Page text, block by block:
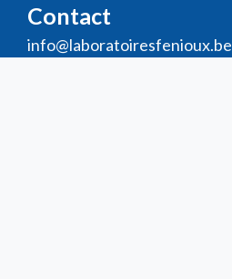
Contact
info@laboratoiresfenioux.be